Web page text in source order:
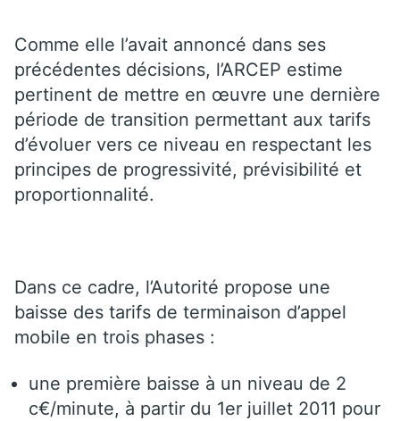
Comme elle l’avait annoncé dans ses
précédentes décisions, l’ARCEP estime
pertinent de mettre en œuvre une dernière
période de transition permettant aux tarifs
d’évoluer vers ce niveau en respectant les
principes de progressivité, prévisibilité et
proportionnalité.
Dans ce cadre, l’Autorité propose une
baisse des tarifs de terminaison d’appel
mobile en trois phases :
une première baisse à un niveau de 2
c€/minute, à partir du 1er juillet 2011 pour